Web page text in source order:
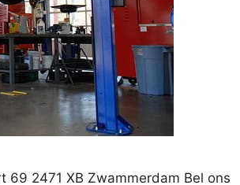
69 2471 XB Zwammerdam Bel ons